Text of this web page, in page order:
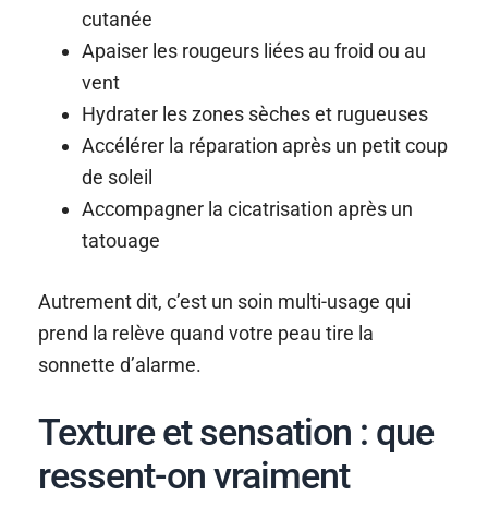
cutanée
Apaiser les rougeurs liées au froid ou au
vent
Hydrater les zones sèches et rugueuses
Accélérer la réparation après un petit coup
de soleil
Accompagner la cicatrisation après un
tatouage
Autrement dit, c’est un soin multi-usage qui
prend la relève quand votre peau tire la
sonnette d’alarme.
Texture et sensation : que
ressent-on vraiment